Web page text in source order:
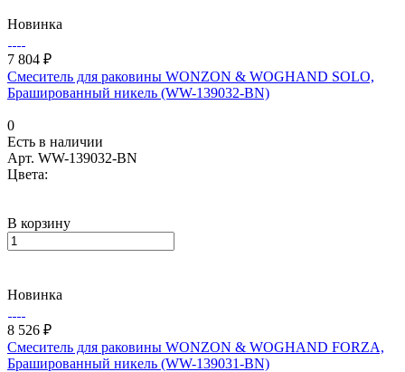
Новинка
7 804 ₽
Смеситель для раковины WONZON & WOGHAND SOLO,
Брашированный никель (WW-139032-BN)
0
Есть в наличии
Арт. WW-139032-BN
Цвета:
В корзину
Новинка
8 526 ₽
Смеситель для раковины WONZON & WOGHAND FORZA,
Брашированный никель (WW-139031-BN)